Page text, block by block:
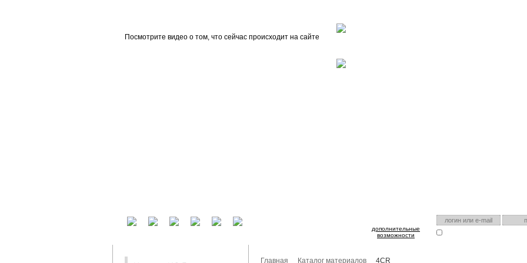
Посмотрите видео о том, что сейчас происходит на сайте
дополнительные
возможности
Главная Каталог материалов 4CR